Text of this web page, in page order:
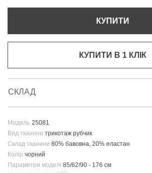
КУПИТИ
КУПИТИ В 1 КЛIК
СКЛАД
Модель 25081
Вид тканини трикотаж рубчик
Склад тканини 80% бавовна, 20% еластан
Колір чорний
Параметри моделі 85/62/90 - 176 см